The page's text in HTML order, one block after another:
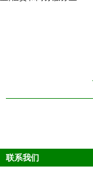
联系我们